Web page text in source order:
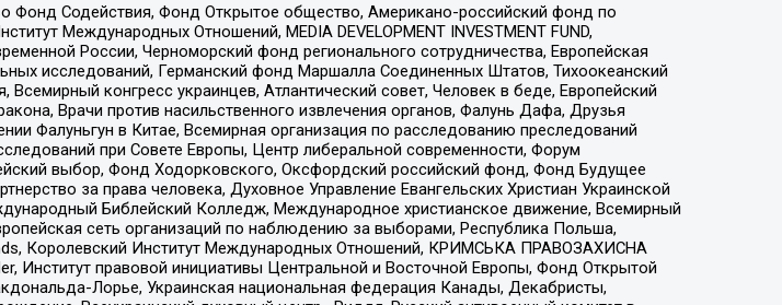
Содействия, Фонд Открытое общество, Американо-российский фонд по
Международных Отношений, MEDIA DEVELOPMENT INVESTMENT FUND,
России, Черноморский фонд регионального сотрудничества, Европейская
исследований, Германский фонд Маршалла Соединенных Штатов, Тихоокеанский
конгресс украинцев, Атлантический совет, Человек в беде, Европейский
Врачи против насильственного извлечения органов, Фалунь Дафа, Друзья
Фалуньгун в Китае, Всемирная организация по расследованию преследований
при Совете Европы, Центр либеральной современности, Форум
выбор, Фонд Ходорковского, Оксфордский российский фонд, Фонд Будущее
за права человека, Духовное Управление Евангельских Христиан Украинской
Библейский Колледж, Международное христианское движение, Всемирный
сеть организаций по наблюдению за выборами, Республика Польша,
Королевский Институт Международных Отношений, КРИМСЬКА ПРАВОЗАХИСНА
Институт правовой инициативы Центральной и Восточной Европы, Фонд Открытой
Лорье, Украинская национальная федерация Канады, Декабристы,